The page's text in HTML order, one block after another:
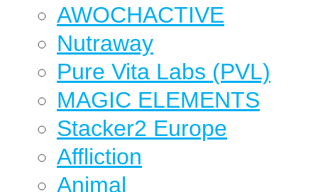
AWOCHACTIVE
Nutraway
Pure Vita Labs (PVL)
MAGIC ELEMENTS
Stacker2 Europe
Affliction
Animal